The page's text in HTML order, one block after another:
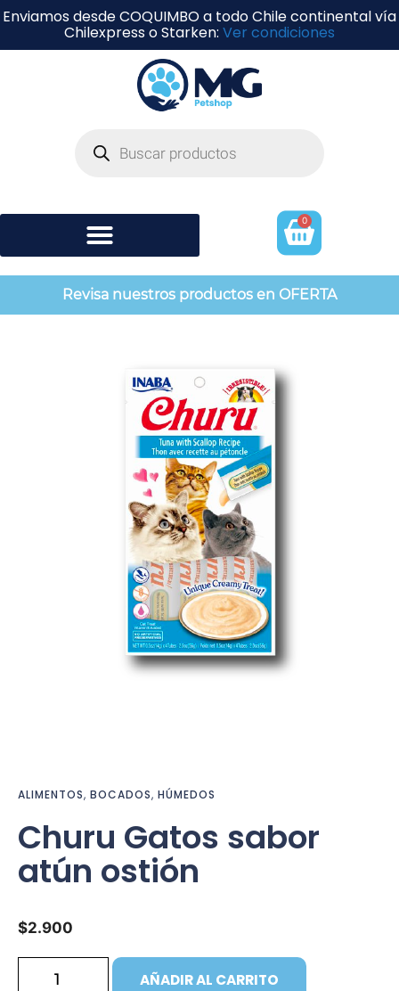
Enviamos desde COQUIMBO a todo Chile continental vía
Chilexpress o Starken: Ver condiciones
0
Revisa nuestros productos en OFERTA
ALIMENTOS, BOCADOS, HÚMEDOS
Churu Gatos sabor
atún ostión
$2.900
AÑADIR AL CARRITO